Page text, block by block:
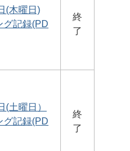
(木曜日)
グ記録(PD
終
了
(土曜日）
グ記録(PD
終
了